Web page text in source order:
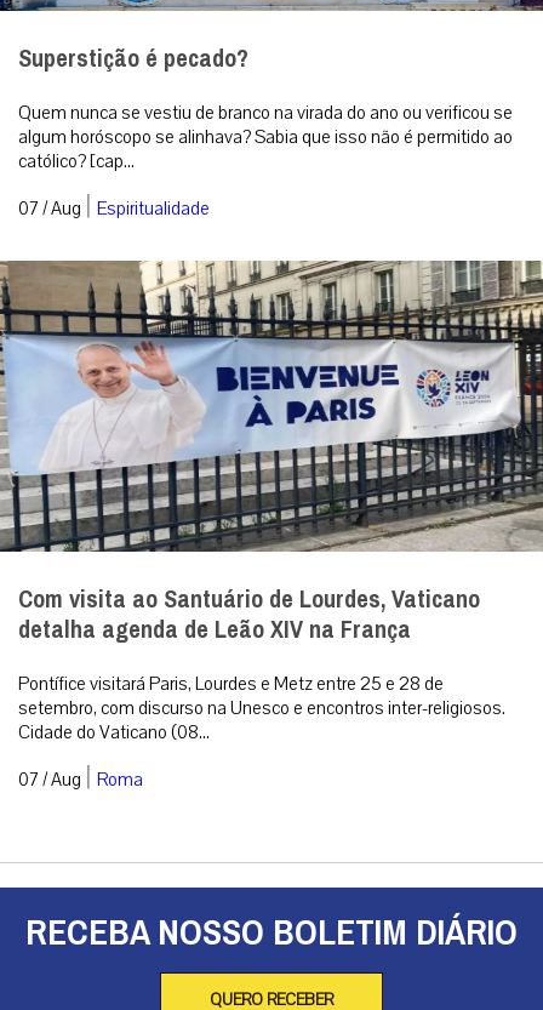
Superstição é pecado?
Quem nunca se vestiu de branco na virada do ano ou verificou se
algum horóscopo se alinhava? Sabia que isso não é permitido ao
católico? [cap...
07 / Aug | Espiritualidade
Com visita ao Santuário de Lourdes, Vaticano
detalha agenda de Leão XIV na França
Pontífice visitará Paris, Lourdes e Metz entre 25 e 28 de
setembro, com discurso na Unesco e encontros inter-religiosos.
Cidade do Vaticano (08...
07 / Aug | Roma
RECEBA NOSSO BOLETIM DIÁRIO
QUERO RECEBER